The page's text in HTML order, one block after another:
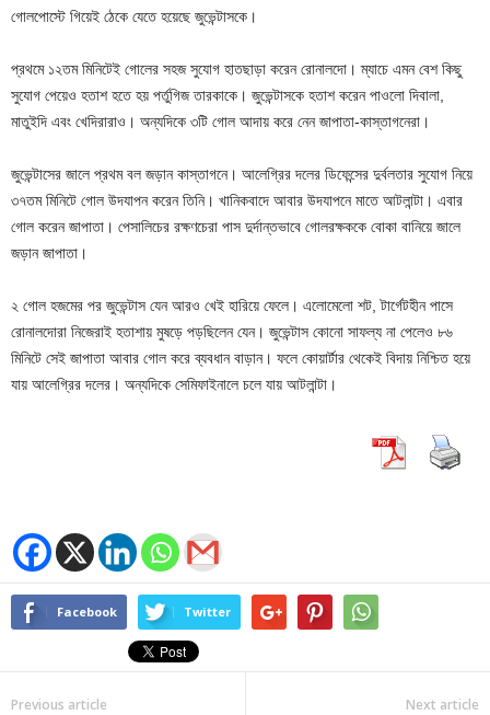
গোলপোস্টে গিয়েই ঠেকে যেতে হয়েছে জুভেন্টাসকে।
প্রথমে ১২তম মিনিটেই গোলের সহজ সুযোগ হাতছাড়া করেন রোনালদো। ম্যাচে এমন বেশ কিছু
সুযোগ পেয়েও হতাশ হতে হয় পর্তুগিজ তারকাকে। জুভেন্টাসকে হতাশ করেন পাওলো দিবালা,
মাতুইদি এবং খেদিরারাও। অন্যদিকে ৩টি গোল আদায় করে নেন জাপাতা-কাস্তাগনেরা।
জুভেন্টাসের জালে প্রথম বল জড়ান কাস্তাগনে। আলেগ্রির দলের ডিফেন্সের দুর্বলতার সুযোগ নিয়ে
৩৭তম মিনিটে গোল উদযাপন করেন তিনি। খানিকবাদে আবার উদযাপনে মাতে আটলান্টা। এবার
গোল করেন জাপাতা। পেসালিচের রক্ষণচেরা পাস দুর্দান্তভাবে গোলরক্ষককে বোকা বানিয়ে জালে
জড়ান জাপাতা।
২ গোল হজমের পর জুভেন্টাস যেন আরও খেই হারিয়ে ফেলে। এলোমেলো শট, টার্গেটহীন পাসে
রোনালদোরা নিজেরাই হতাশায় মুষড়ে পড়ছিলেন যেন। জুভেন্টাস কোনো সাফল্য না পেলেও ৮৬
মিনিটে সেই জাপাতা আবার গোল করে ব্যবধান বাড়ান। ফলে কোয়ার্টার থেকেই বিদায় নিশ্চিত হয়ে
যায় আলেগ্রির দলের। অন্যদিকে সেমিফাইনালে চলে যায় আটলান্টা।
Facebook Twitter
Previous article Next article